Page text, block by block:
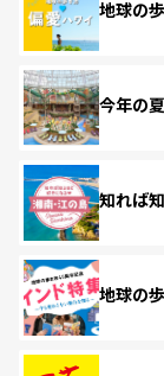
地球の
今年の
知れば
地球の